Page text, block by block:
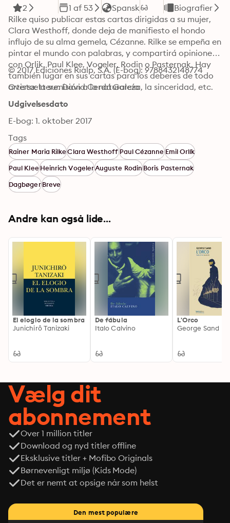
2 1 af 53 Spansk
Biografier
Rilke quiso publicar estas cartas dirigidas a su mujer,
Clara Westhoff, donde deja de manifiesto el hondo
influjo de su alma gemela, Cézanne. Rilke se empeña en
pintar el mundo con palabras, y compartirá opiniones
con Orlik, Paul Klee, Vogeler, Rodin o Pasternak. Hay
también lugar en sus cartas para los deberes de todo
artista: la sumisión a la naturaleza, la sinceridad, etc.
© 2017 Ediciones Rialp, S.A. (E-bog): 9788432148774
Oversættere: David Cerdá García
Udgivelsesdato
E-bog: 1. oktober 2017
Tags
Rainer Maria RilkeClara WesthoffPaul CézanneEmil Orlík
Paul KleeHeinrich VogelerAuguste RodinBoris Pasternak
DagbøgerBreve
Andre kan også lide...
El elogio de la sombra
Junichirô Tanizaki
De fábula
Italo Calvino
L'Orco
George Sand
Vælg dit
abonnement
Over 1 million titler
Download og nyd titler offline
Eksklusive titler + Mofibo Originals
Børnevenligt miljø (Kids Mode)
Det er nemt at opsige når som helst
Den mest populære